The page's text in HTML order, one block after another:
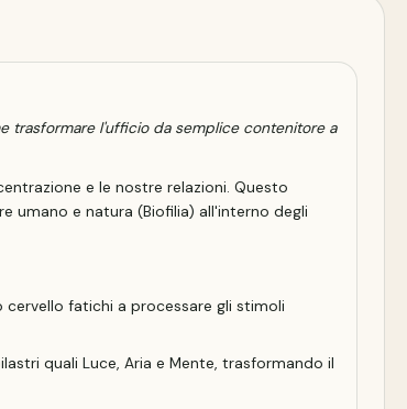
trasformare l'ufficio da semplice contenitore a
e le nostre relazioni. Questo
umano e natura (Biofilia) all'interno degli
fatichi a processare gli stimoli
quali Luce, Aria e Mente, trasformando il